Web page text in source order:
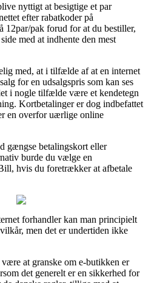
nyttigt at besigtige et par
efter rabatkoder på
12par/pak forud for at du bestiller,
med at indhente den mest
med, at i tilfælde af at en internet
for en udsalgspris som kan ses
i nogle tilfælde være et kendetegn
Kortbetalinger er dog indbefattet
en overfor uærlige online
gængse betalingskort eller
burde du vælge en
hvis du foretrækker at afbetale
forhandler kan man principielt
men det er undertiden ikke
at granske om e-butikken er
det generelt er en sikkerhed for